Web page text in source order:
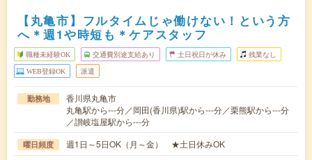
【丸亀市】フルタイムじゃ働けない！という方
へ＊週1や時短も＊ケアスタッフ
職種未経験OK 交通費別途支給あり 土日祝日が休み 残業なし
WEB登録OK 派遣
勤務地
香川県丸亀市
丸亀駅から---分／岡田(香川県)駅から---分／栗熊駅から---分
／讃岐塩屋駅から---分
曜日頻度 週1日～5日OK（月～金） ★土日休みOK